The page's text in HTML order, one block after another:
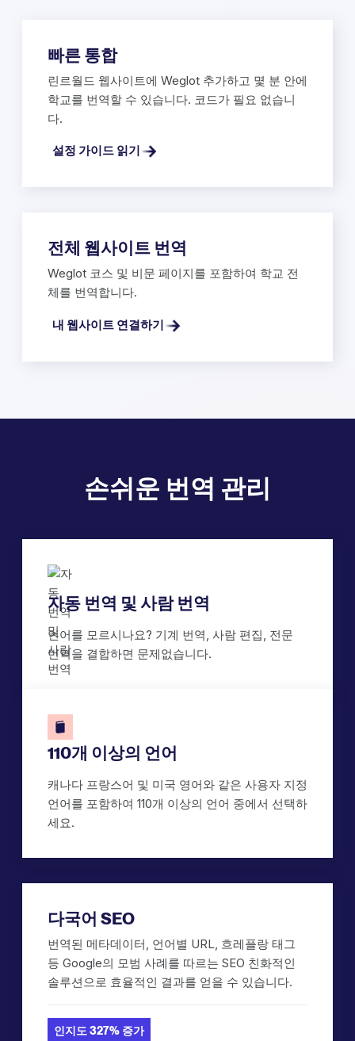
빠른 통합
린르월드 웹사이트에 Weglot 추가하고 몇 분 안에
학교를 번역할 수 있습니다. 코드가 필요 없습니
다.
설정 가이드 읽기
전체 웹사이트 번역
Weglot 코스 및 비문 페이지를 포함하여 학교 전
체를 번역합니다.
내 웹사이트 연결하기
손쉬운 번역 관리
자동 번역 및 사람 번역
언어를 모르시나요? 기계 번역, 사람 편집, 전문
번역을 결합하면 문제없습니다.
110개 이상의 언어
캐나다 프랑스어 및 미국 영어와 같은 사용자 지정
언어를 포함하여 110개 이상의 언어 중에서 선택하
세요.
다국어 SEO
번역된 메타데이터, 언어별 URL, 흐레플랑 태그
등 Google의 모범 사례를 따르는 SEO 친화적인
솔루션으로 효율적인 결과를 얻을 수 있습니다.
인지도 327% 증가